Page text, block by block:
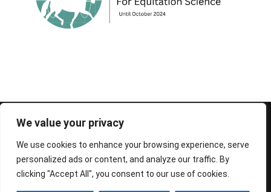
We value your privacy
We use cookies to enhance your browsing experience, serve
personalized ads or content, and analyze our traffic. By
clicking "Accept All", you consent to our use of cookies.
© 1995-2026 FEIF - International Federation of